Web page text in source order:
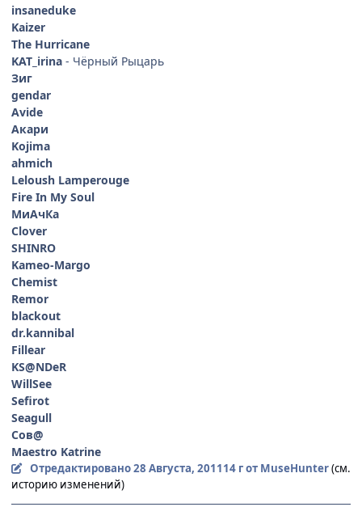
insaneduke
Kaizer
The Hurricane
KAT_irina - Чёрный Рыцарь
Зиг
gendar
Avide
Акари
Kojima
ahmich
Leloush Lamperouge
Fire In My Soul
МиАчКа
Clover
SHINRO
Kameo-Margo
Chemist
Remor
blackout
dr.kannibal
Fillear
KS@NDeR
WillSee
Sefirot
Seagull
Сов@
Maestro Katrine
Отредактировано28 Августа, 201114 гот MuseHunter(см.
историю изменений)